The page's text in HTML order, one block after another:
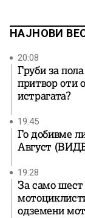
НАЈНОВИ
20:08
Груби за
притвор оти
истрагата?
19:45
Го добивме
Август
19:28
За само шест
одземени